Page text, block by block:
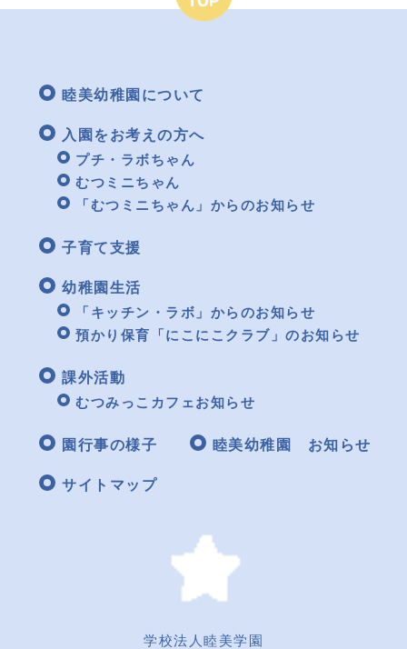
睦美幼稚園について
入園をお考えの方へ
プチ・ラボちゃん
むつミニちゃん
「むつミニちゃん」からのお知らせ
子育て支援
幼稚園生活
「キッチン・ラボ」からのお知らせ
預かり保育「にこにこクラブ」のお知らせ
課外活動
むつみっこカフェお知らせ
園行事の様子
睦美幼稚園 お知らせ
サイトマップ
学校法人睦美学園